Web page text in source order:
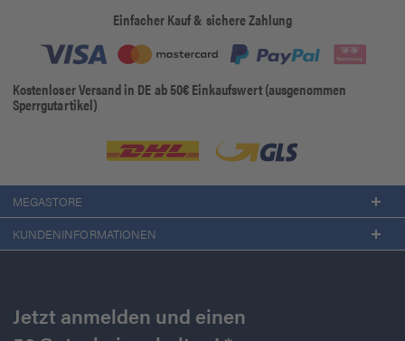
Einfacher Kauf & sichere Zahlung
Kostenloser Versand in DE ab 50€ Einkaufswert (ausgenommen
Sperrgutartikel)
MEGASTORE
KUNDENINFORMATIONEN
Jetzt anmelden und einen